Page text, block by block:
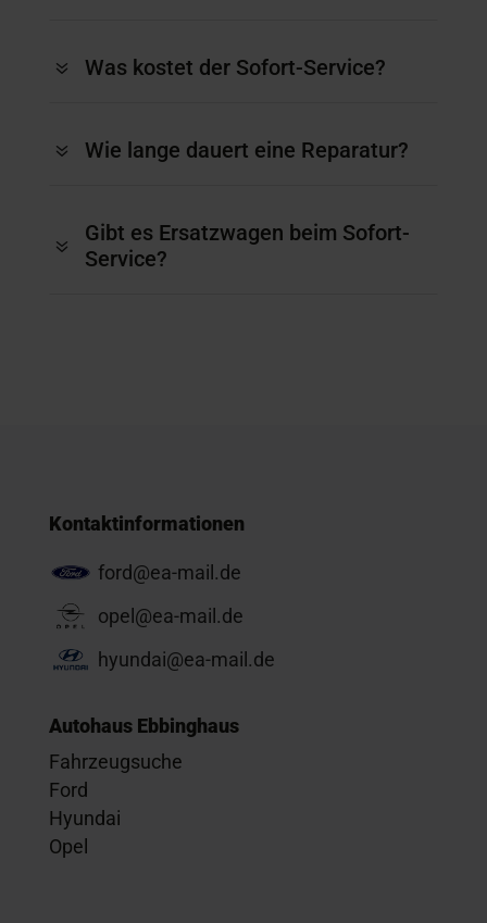
7 Was kostet der Sofort-Service?
7 Wie lange dauert eine Reparatur?
7
Gibt es Ersatzwagen beim Sofort-
Service?
Kontaktinformationen
ford@ea-mail.de
opel@ea-mail.de
hyundai@ea-mail.de
Autohaus Ebbinghaus
Fahrzeugsuche
Ford
Hyundai
Opel